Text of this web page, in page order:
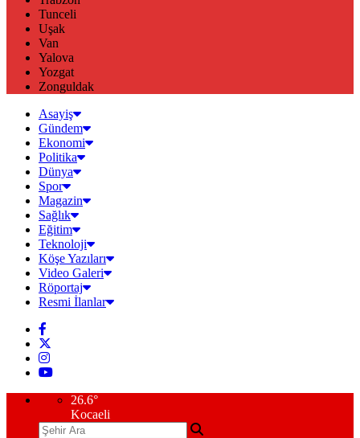
Tunceli
Uşak
Van
Yalova
Yozgat
Zonguldak
Asayiş
Gündem
Ekonomi
Politika
Dünya
Spor
Magazin
Sağlık
Eğitim
Teknoloji
Köşe Yazıları
Video Galeri
Röportaj
Resmi İlanlar
26.6°
Kocaeli